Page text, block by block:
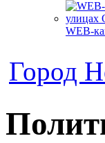
WEB-
Город